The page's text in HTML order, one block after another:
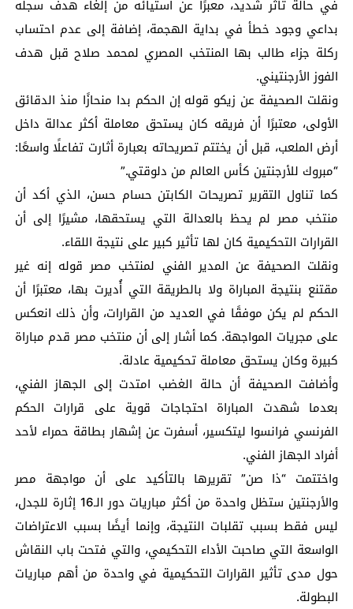
في حالة تأثر شديد، معبرًا عن استيائه من إلغاء هدف سجله
بداعي وجود خطأ في بداية الهجمة، إضافة إلى عدم احتساب
ركلة جزاء طالب بها المنتخب المصري لمحمد صلاح قبل هدف
الفوز الأرجنتيني.
ونقلت الصحيفة عن زيكو قوله إن الحكم بدا منحازًا منذ الدقائق
الأولى، معتبرًا أن فريقه كان يستحق معاملة أكثر عدالة داخل
أرض الملعب، قبل أن يختتم تصريحاته بعبارة أثارت تفاعلًا واسعًا:
“مبروك للأرجنتين كأس العالم من دلوقتي.”
كما تناول التقرير تصريحات الكابتن حسام حسن، الذي أكد أن
منتخب مصر لم يحظ بالعدالة التي يستحقها، مشيرًا إلى أن
القرارات التحكيمية كان لها تأثير كبير على نتيجة اللقاء.
ونقلت الصحيفة عن المدير الفني لمنتخب مصر قوله إنه غير
مقتنع بنتيجة المباراة ولا بالطريقة التي أُديرت بها، معتبرًا أن
الحكم لم يكن موفقًا في العديد من القرارات، وأن ذلك انعكس
على مجريات المواجهة. كما أشار إلى أن منتخب مصر قدم مباراة
كبيرة وكان يستحق معاملة تحكيمية عادلة.
وأضافت الصحيفة أن حالة الغضب امتدت إلى الجهاز الفني،
بعدما شهدت المباراة احتجاجات قوية على قرارات الحكم
الفرنسي فرانسوا ليتكسير، أسفرت عن إشهار بطاقة حمراء لأحد
أفراد الجهاز الفني.
واختتمت “ذا صن” تقريرها بالتأكيد على أن مواجهة مصر
والأرجنتين ستظل واحدة من أكثر مباريات دور الـ16 إثارة للجدل،
ليس فقط بسبب تقلبات النتيجة، وإنما أيضًا بسبب الاعتراضات
الواسعة التي صاحبت الأداء التحكيمي، والتي فتحت باب النقاش
حول مدى تأثير القرارات التحكيمية في واحدة من أهم مباريات
البطولة.